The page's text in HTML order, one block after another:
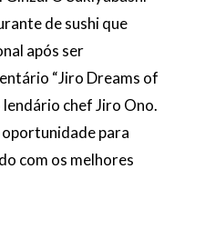
de sushi que
após ser
“Jiro Dreams of
lendário chef Jiro Ono.
para
com os melhores